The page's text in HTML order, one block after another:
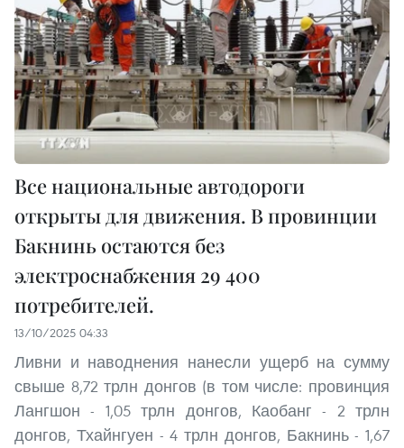
Все национальные автодороги
открыты для движения. В провинции
Бакнинь остаются без
электроснабжения 29 400
потребителей.
13/10/2025 04:33
Ливни и наводнения нанесли ущерб на сумму
свыше 8,72 трлн донгов (в том числе: провинция
Лангшон - 1,05 трлн донгов, Каобанг - 2 трлн
донгов, Тхайнгуен - 4 трлн донгов, Бакнинь - 1,67